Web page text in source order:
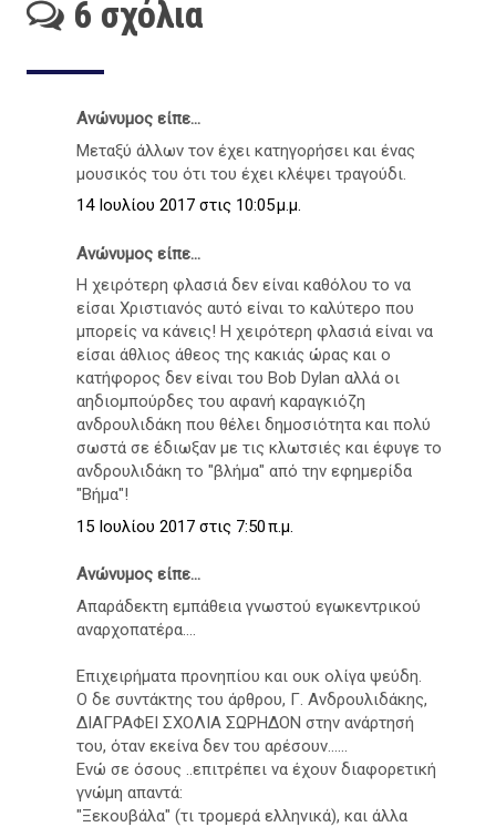
6 σχόλια
Ανώνυμος είπε...
Μεταξύ άλλων τον έχει κατηγορήσει και ένας
μουσικός του ότι του έχει κλέψει τραγούδι.
14 Ιουλίου 2017 στις 10:05 μ.μ.
Ανώνυμος είπε...
Η χειρότερη φλασιά δεν είναι καθόλου το να
είσαι Χριστιανός αυτό είναι το καλύτερο που
μπορείς να κάνεις! Η χειρότερη φλασιά είναι να
είσαι άθλιος άθεος της κακιάς ώρας και ο
κατήφορος δεν είναι του Bob Dylan αλλά οι
αηδιομπούρδες του αφανή καραγκιόζη
ανδρουλιδάκη που θέλει δημοσιότητα και πολύ
σωστά σε έδιωξαν με τις κλωτσιές και έφυγε το
ανδρουλιδάκη το "βλήμα" από την εφημερίδα
"Βήμα"!
15 Ιουλίου 2017 στις 7:50 π.μ.
Ανώνυμος είπε...
Απαράδεκτη εμπάθεια γνωστού εγωκεντρικού
αναρχοπατέρα....
Επιχειρήματα προνηπίου και ουκ ολίγα ψεύδη.
Ο δε συντάκτης του άρθρου, Γ. Ανδρουλιδάκης,
ΔΙΑΓΡΑΦΕΙ ΣΧΟΛΙΑ ΣΩΡΗΔΟΝ στην ανάρτησή
του, όταν εκείνα δεν του αρέσουν......
Ενώ σε όσους ..επιτρέπει να έχουν διαφορετική
γνώμη απαντά:
"Ξεκουβάλα" (τι τρομερά ελληνικά), και άλλα